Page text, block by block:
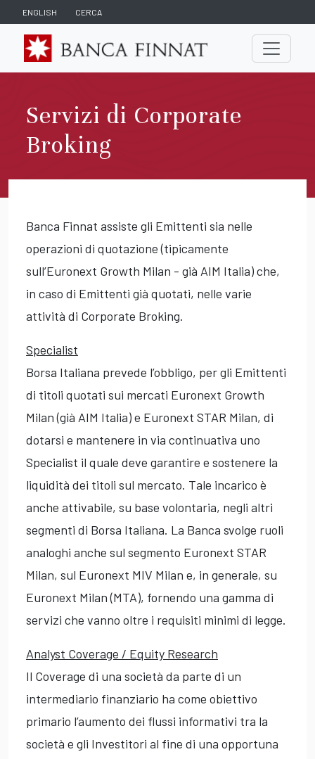
ENGLISH CERCA
Servizi di Corporate
Broking
Banca Finnat assiste gli Emittenti sia nelle
operazioni di quotazione (tipicamente
sull’Euronext Growth Milan - già AIM Italia) che,
in caso di Emittenti già quotati, nelle varie
attività di Corporate Broking.
Specialist
Borsa Italiana prevede l’obbligo, per gli Emittenti
di titoli quotati sui mercati Euronext Growth
Milan (già AIM Italia) e Euronext STAR Milan, di
dotarsi e mantenere in via continuativa uno
Specialist il quale deve garantire e sostenere la
liquidità dei titoli sul mercato. Tale incarico è
anche attivabile, su base volontaria, negli altri
segmenti di Borsa Italiana. La Banca svolge ruoli
analoghi anche sul segmento Euronext STAR
Milan, sul Euronext MIV Milan e, in generale, su
Euronext Milan (MTA), fornendo una gamma di
servizi che vanno oltre i requisiti minimi di legge.
Analyst Coverage / Equity Research
Il Coverage di una società da parte di un
intermediario finanziario ha come obiettivo
primario l’aumento dei flussi informativi tra la
società e gli Investitori al fine di una opportuna